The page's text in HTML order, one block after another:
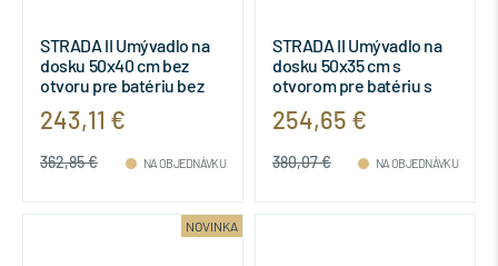
STRADA II Umývadlo na
dosku 50x40 cm bez
otvoru pre batériu bez
243,11 €
362,85 € NA OBJEDNÁVKU
STRADA II Umývadlo na
dosku 50x35 cm s
otvorom pre batériu s
254,65 €
380,07 € NA OBJEDNÁVKU
NOVINKA